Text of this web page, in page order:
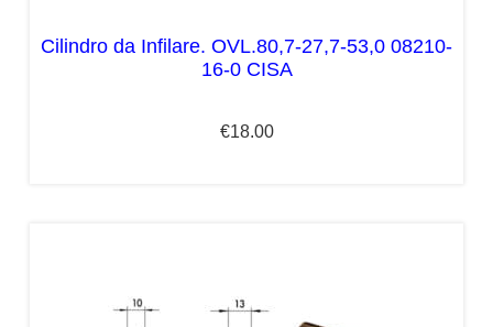
Cilindro da Infilare. OVL.80,7-27,7-53,0 08210-
16-0 CISA
€18.00